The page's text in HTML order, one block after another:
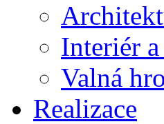
Interiér
Valná
Realizace